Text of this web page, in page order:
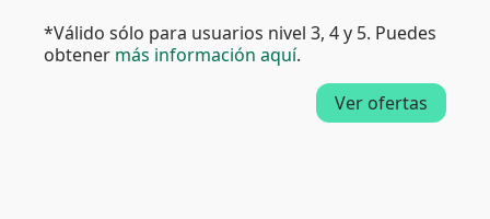
*Válido sólo para usuarios nivel 3, 4 y 5. Puedes
obtener más información aquí.
Ver ofertas